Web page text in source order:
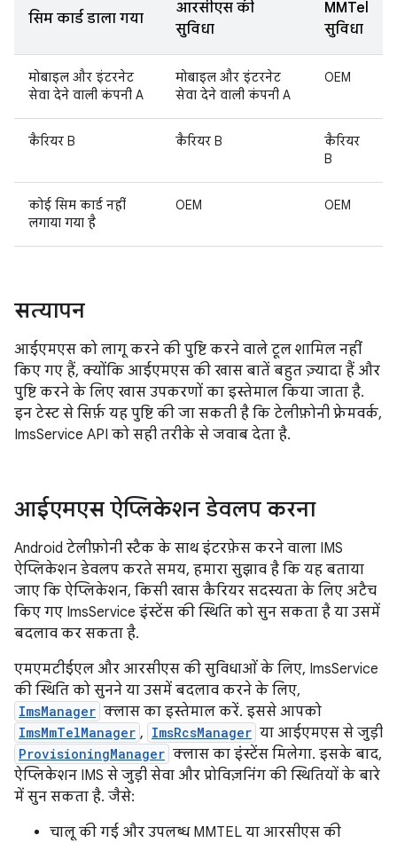
सिम कार्ड डाला गया
आरसीएस की
सुविधा
MMTel
सुविधा
मोबाइल और इंटरनेट
सेवा देने वाली कंपनी A
मोबाइल और इंटरनेट
सेवा देने वाली कंपनी A
OEM
कैरियर B कैरियर B
कैरियर
B
कोई सिम कार्ड नहीं
लगाया गया है
OEM OEM
सत्यापन
आईएमएस को लागू करने की पुष्टि करने वाले टूल शामिल नहीं
किए गए हैं, क्योंकि आईएमएस की खास बातें बहुत ज़्यादा हैं और
पुष्टि करने के लिए खास उपकरणों का इस्तेमाल किया जाता है.
इन टेस्ट से सिर्फ़ यह पुष्टि की जा सकती है कि टेलीफ़ोनी फ़्रेमवर्क,
ImsService API को सही तरीके से जवाब देता है.
आईएमएस ऐप्लिकेशन डेवलप करना
Android टेलीफ़ोनी स्टैक के साथ इंटरफ़ेस करने वाला IMS
ऐप्लिकेशन डेवलप करते समय, हमारा सुझाव है कि यह बताया
जाए कि ऐप्लिकेशन, किसी खास कैरियर सदस्यता के लिए अटैच
किए गए ImsService इंस्टेंस की स्थिति को सुन सकता है या उसमें
बदलाव कर सकता है.
एमएमटीईएल और आरसीएस की सुविधाओं के लिए, ImsService
की स्थिति को सुनने या उसमें बदलाव करने के लिए,
ImsManager क्लास का इस्तेमाल करें. इससे आपको
ImsMmTelManager , ImsRcsManager या आईएमएस से जुड़ी
ProvisioningManager क्लास का इंस्टेंस मिलेगा. इसके बाद,
ऐप्लिकेशन IMS से जुड़ी सेवा और प्रोविज़निंग की स्थितियों के बारे
में सुन सकता है. जैसे:
चालू की गई और उपलब्ध MMTEL या आरसीएस की